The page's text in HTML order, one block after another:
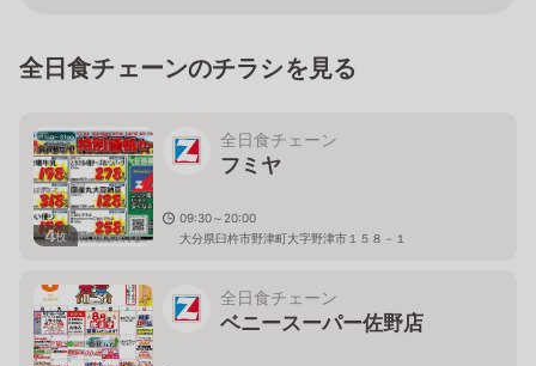
全日食チェーンのチラシを見る
4枚
全日食チェーン
フミヤ
09:30～20:00
大分県臼杵市野津町大字野津市１５８－１
全日食チェーン
ベニースーパー佐野店